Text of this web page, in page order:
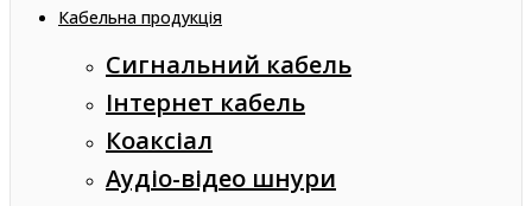
Кабельна продукція
Сигнальний кабель
Інтернет кабель
Коаксіал
Аудіо-відео шнури